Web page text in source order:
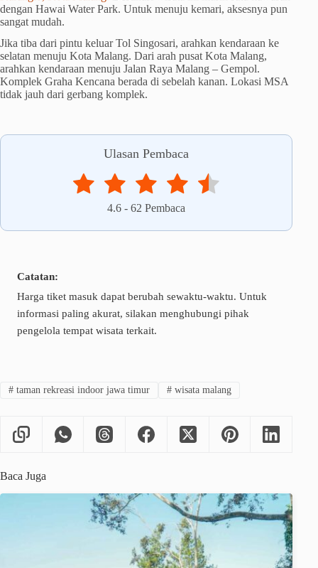
dengan Hawai Water Park. Untuk menuju kemari, aksesnya pun
sangat mudah.
Jika tiba dari pintu keluar Tol Singosari, arahkan kendaraan ke
selatan menuju Kota Malang. Dari arah pusat Kota Malang,
arahkan kendaraan menuju Jalan Raya Malang – Gempol.
Komplek Graha Kencana berada di sebelah kanan. Lokasi MSA
tidak jauh dari gerbang komplek.
Ulasan Pembaca
4.6 -62 Pembaca
Catatan:
Harga tiket masuk dapat berubah sewaktu-waktu. Untuk
informasi paling akurat, silakan menghubungi pihak
pengelola tempat wisata terkait.
#taman rekreasi indoor jawa timur #wisata malang
Baca Juga